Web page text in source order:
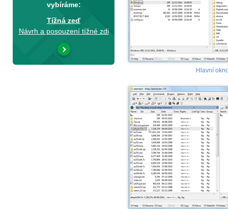
Hlavní
vybíráme:
Tížná zeď
Návrh a posouzení tížné zdi